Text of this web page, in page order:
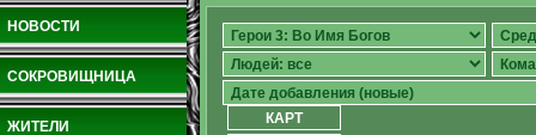
НОВОСТИ
СОКРОВИЩНИЦА
ЖИТЕЛИ КАРТ